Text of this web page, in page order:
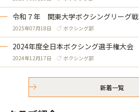
令和７年 関東大学ボクシングリーグ戦
2025年07月18日 ボクシング部
2024年度全日本ボクシング選手権大会
2024年12月17日 ボクシング部
新着一覧